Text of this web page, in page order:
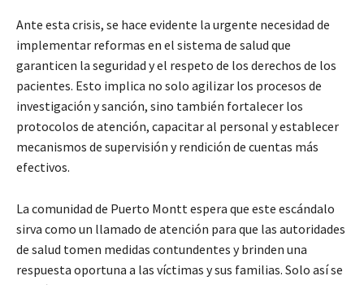
Ante esta crisis, se hace evidente la urgente necesidad de
implementar reformas en el sistema de salud que
garanticen la seguridad y el respeto de los derechos de los
pacientes. Esto implica no solo agilizar los procesos de
investigación y sanción, sino también fortalecer los
protocolos de atención, capacitar al personal y establecer
mecanismos de supervisión y rendición de cuentas más
efectivos.
La comunidad de Puerto Montt espera que este escándalo
sirva como un llamado de atención para que las autoridades
de salud tomen medidas contundentes y brinden una
respuesta oportuna a las víctimas y sus familias. Solo así se